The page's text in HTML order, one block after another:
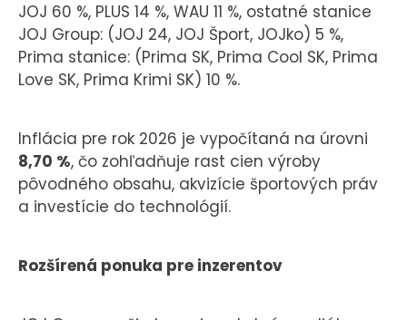
JOJ 60 %, PLUS 14 %, WAU 11 %, ostatné stanice
JOJ Group: (JOJ 24, JOJ Šport, JOJko) 5 %,
Prima stanice: (Prima SK, Prima Cool SK, Prima
Love SK, Prima Krimi SK) 10 %.
Inflácia pre rok 2026 je vypočítaná na úrovni
8,70 %, čo zohľadňuje rast cien výroby
pôvodného obsahu, akvizície športových práv
a investície do technológií.
Rozšírená ponuka pre inzerentov